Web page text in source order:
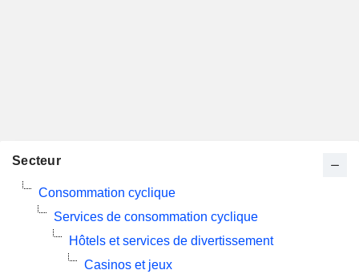
Secteur
Consommation cyclique
Services de consommation cyclique
Hôtels et services de divertissement
Casinos et jeux